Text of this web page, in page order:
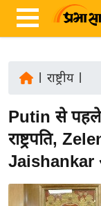
ज़ा
ख
ब
र
रा
राष्ट्रीय|
Putin से
राष्ट्रपति,
Jaishankar